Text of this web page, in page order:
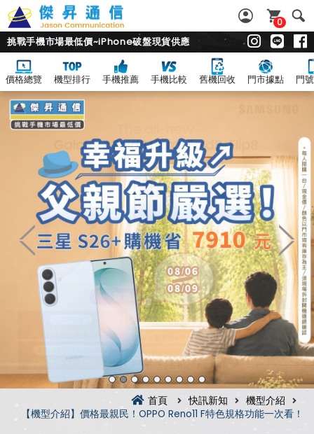
0
挑戰手機市場最低價~iPhone破盤現貨供應
價格總覽 機型排行 手機推薦 手機比較 舊機回收 門市據點 門
首頁 快訊新知
機型介紹
【機型介紹】價格最親民！OPPO Reno11 F特色規格功能一次看！